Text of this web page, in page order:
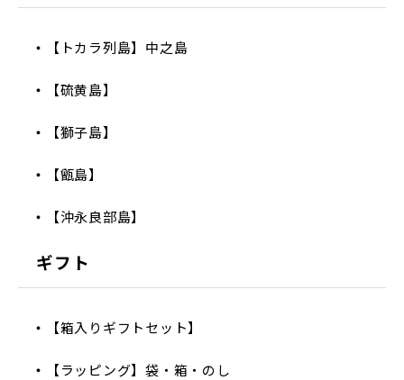
【トカラ列島】中之島
【硫黄島】
【獅子島】
【甑島】
【沖永良部島】
ギフト
【箱入りギフトセット】
【ラッピング】袋・箱・のし